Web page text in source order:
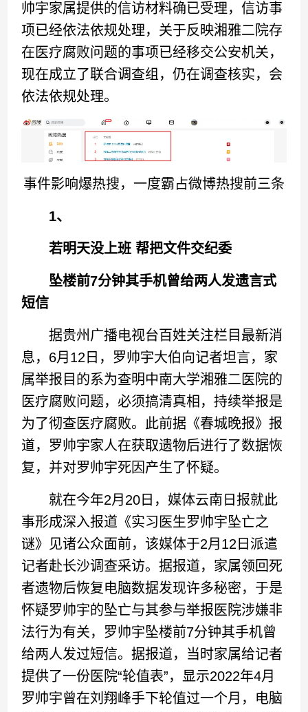
帅宇家属提供的信访材料确已受理，信访事
项已经依法依规处理，关于反映湘雅二院存
在医疗腐败问题的事项已经移交公安机关，
现在成立了联合调查组，仍在调查核实，会
依法依规处理。
事件影响爆热搜，一度霸占微博热搜前三条
1、
若明天没上班 帮把文件交纪委
坠楼前7分钟其手机曾给两人发遗言式
短信
据贵州广播电视台百姓关注栏目最新消
息，6月12日，罗帅宇大伯向记者坦言，家
属举报目的系为查明中南大学湘雅二医院的
医疗腐败问题，必须搞清真相，持续举报是
为了彻查医疗腐败。此前据《春城晚报》报
道，罗帅宇家人在获取遗物后进行了数据恢
复，并对罗帅宇死因产生了怀疑。
就在今年2月20日，媒体云南日报就此
事形成深入报道《实习医生罗帅宇坠亡之
谜》见诸公众面前，该媒体于2月12日派遣
记者赴长沙调查采访。据报道，家属领回死
者遗物后恢复电脑数据发现许多秘密，于是
怀疑罗帅宇的坠亡与其参与举报医院涉嫌非
法行为有关，罗帅宇坠楼前7分钟其手机曾
给两人发过短信。据报道，当时家属给记者
提供了一份医院“轮值表”，显示2022年4月
罗帅宇曾在刘翔峰手下轮值过一个月，电脑